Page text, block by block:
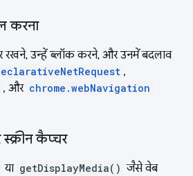
करना
रखने, उन्हें ब्लॉक करने, और उनमें बदलाव
,
, और chrome.webNavigation
कैप्चर
या getDisplayMedia() जैसे वेब